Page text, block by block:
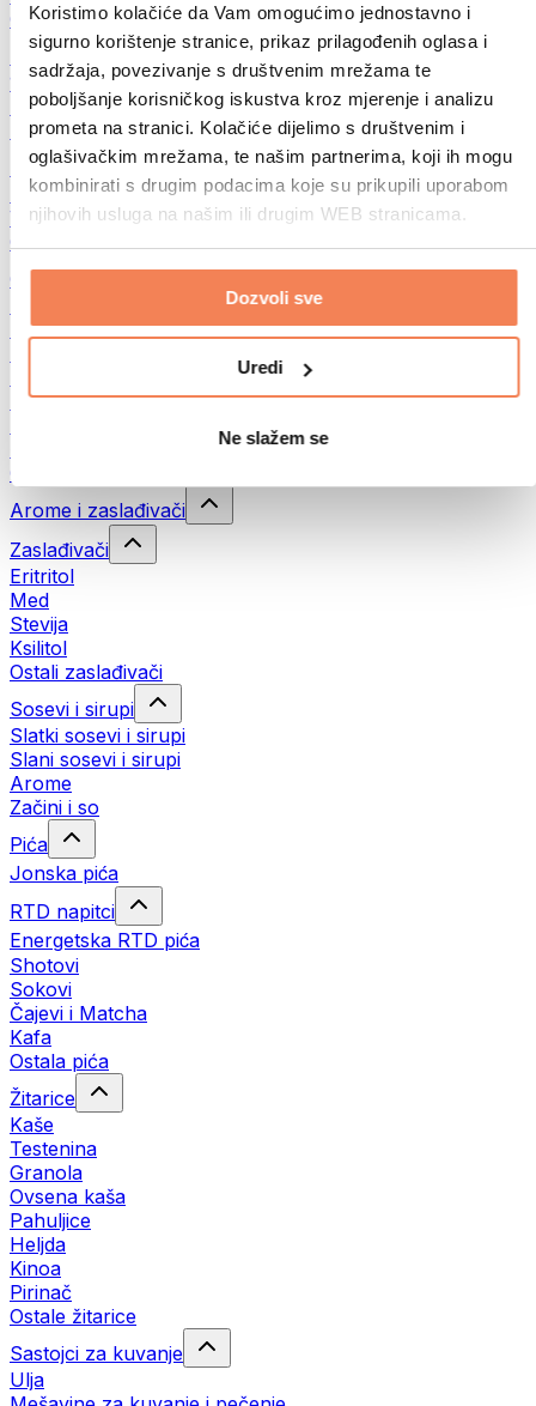
Koristimo kolačiće da Vam omogućimo jednostavno i
sigurno korištenje stranice, prikaz prilagođenih oglasa i
sadržaja, povezivanje s društvenim mrežama te
poboljšanje korisničkog iskustva kroz mjerenje i analizu
prometa na stranici. Kolačiće dijelimo s društvenim i
oglašivačkim mrežama, te našim partnerima, koji ih mogu
kombinirati s drugim podacima koje su prikupili uporabom
njihovih usluga na našim ili drugim WEB stranicama.
Dozvoli sve
Uredi
Ne slažem se
Ostala fitnes jela
Puteri od orašastih plodova
100% namazi od orašastih plodova
Slatki namazi od orašastih plodova
Proteinski namazi od orašastih plodova
Superhrana
Zelena superhrana
Vlakna
Ostala superhrana
Grickalice
Suvo meso
Proteinski čips
Ostale grickalice
Arome i zaslađivači
Zaslađivači
Eritritol
Med
Stevija
Ksilitol
Ostali zaslađivači
Sosevi i sirupi
Slatki sosevi i sirupi
Slani sosevi i sirupi
Arome
Začini i so
Pića
Jonska pića
RTD napitci
Energetska RTD pića
Shotovi
Sokovi
Čajevi i Matcha
Kafa
Ostala pića
Žitarice
Kaše
Testenina
Granola
Ovsena kaša
Pahuljice
Heljda
Kinoa
Pirinač
Ostale žitarice
Sastojci za kuvanje
Ulja